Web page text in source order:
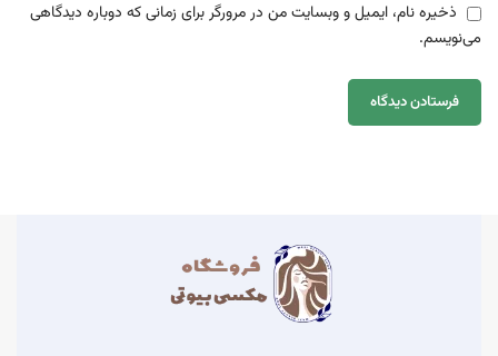
ذخیره نام، ایمیل و وبسایت من در مرورگر برای زمانی که دوباره دیدگاهی
می‌نویسم.